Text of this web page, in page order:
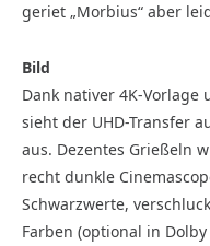
geriet „Morbius“ aber
Bild
Dank nativer 4K-Vorlage
sieht der UHD-Transfer
aus. Dezentes Grießeln
recht dunkle
Schwarzwerte,
Farben (optional in